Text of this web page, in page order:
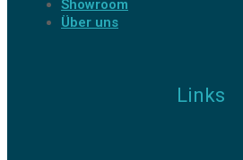
Showroom
Über uns
Links